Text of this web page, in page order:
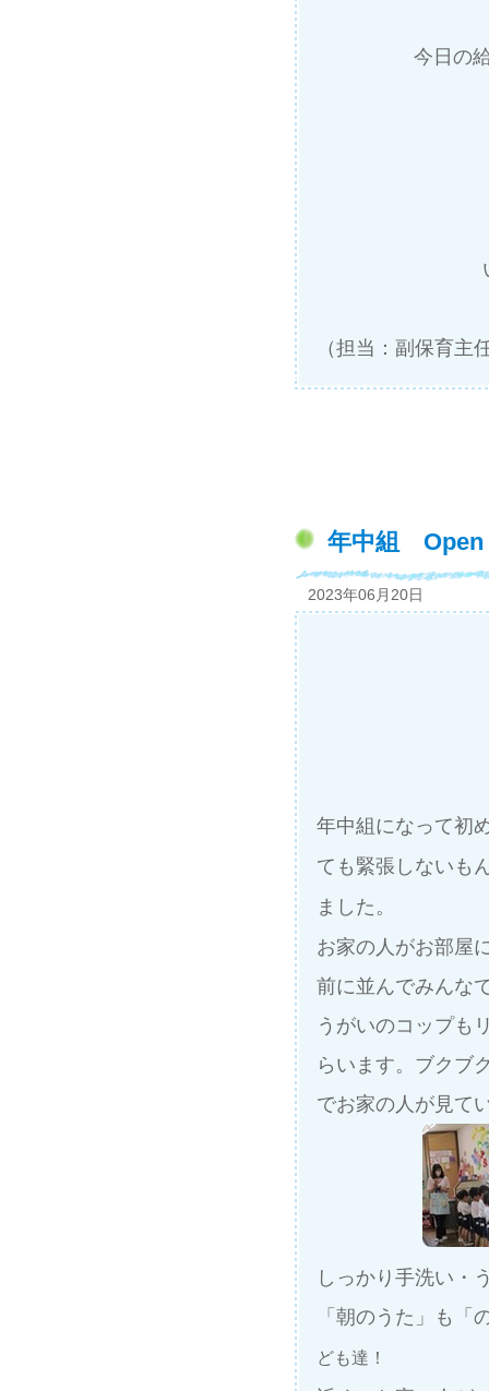
今日の
（担当：副保育主
年中組 Open
2023年06月20日
年中組になって初
ても緊張しないも
ました。
お家の人がお部屋
前に並んでみんな
うがいのコップも
らいます。ブクブ
でお家の人が見て
しっかり手洗い・
「朝のうた」も「
ども達！